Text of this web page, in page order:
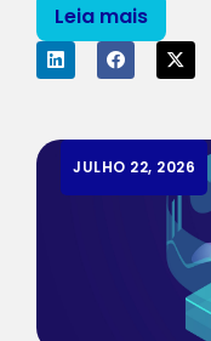
Leia mais
JULHO 22, 2026